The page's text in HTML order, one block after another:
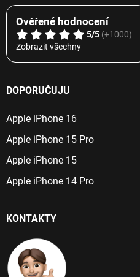
Ověřené hodnocení
5/5 (+1000)
Zobrazit všechny
DOPORUČUJU
Apple iPhone 16
Apple iPhone 15 Pro
Apple iPhone 15
Apple iPhone 14 Pro
KONTAKTY